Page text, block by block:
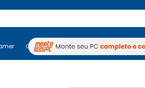
PC Gamer Computadores
Computadores Periféricos TV